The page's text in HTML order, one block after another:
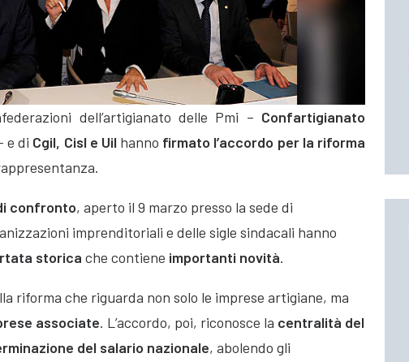
dell’artigianato delle Pmi – Confartigianato
e di Cgil, Cisl e Uil hanno firmato l’accordo per la riforma
confronto, aperto il 9 marzo presso la sede di
imprenditoriali e delle sigle sindacali hanno
storica che contiene importanti novità.
riforma che riguarda non solo le imprese artigiane, ma
associate. L’accordo, poi, riconosce la centralità del
del salario nazionale, abolendo gli